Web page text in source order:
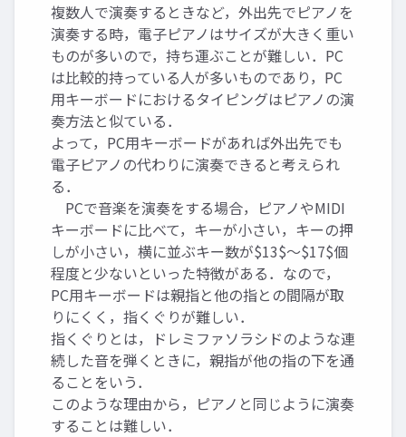
複数人で演奏するときなど，外出先でピアノを
演奏する時，電子ピアノはサイズが大きく重い
ものが多いので，持ち運ぶことが難しい．PC
は比較的持っている人が多いものであり，PC
用キーボードにおけるタイピングはピアノの演
奏方法と似ている．
よって，PC用キーボードがあれば外出先でも
電子ピアノの代わりに演奏できると考えられ
る．
PCで音楽を演奏をする場合，ピアノやMIDI
キーボードに比べて，キーが小さい，キーの押
しが小さい，横に並ぶキー数が$13$〜$17$個
程度と少ないといった特徴がある．なので，
PC用キーボードは親指と他の指との間隔が取
りにくく，指くぐりが難しい．
指くぐりとは，ドレミファソラシドのような連
続した音を弾くときに，親指が他の指の下を通
ることをいう．
このような理由から，ピアノと同じように演奏
することは難しい．